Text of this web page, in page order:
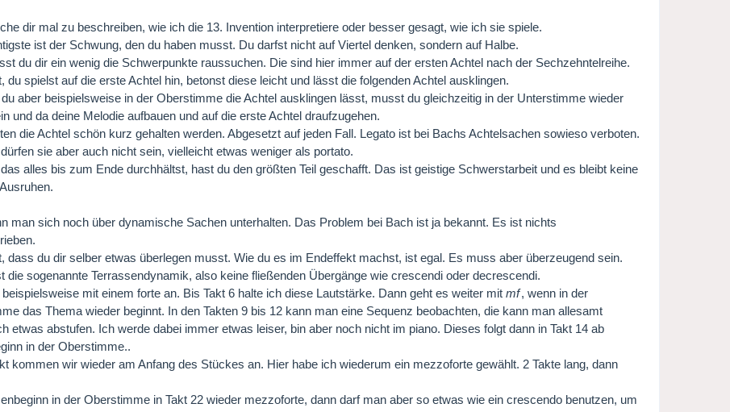
dir mal zu beschreiben, wie ich die 13. Invention interpretiere oder besser gesagt, wie ich sie spiele.
ist der Schwung, den du haben musst. Du darfst nicht auf Viertel denken, sondern auf Halbe.
du dir ein wenig die Schwerpunkte raussuchen. Die sind hier immer auf der ersten Achtel nach der Sechzehntelreihe.
du spielst auf die erste Achtel hin, betonst diese leicht und lässt die folgenden Achtel ausklingen.
aber beispielsweise in der Oberstimme die Achtel ausklingen lässt, musst du gleichzeitig in der Unterstimme wieder
und da deine Melodie aufbauen und auf die erste Achtel draufzugehen.
die Achtel schön kurz gehalten werden. Abgesetzt auf jeden Fall. Legato ist bei Bachs Achtelsachen sowieso verboten.
sie aber auch nicht sein, vielleicht etwas weniger als portato.
alles bis zum Ende durchhältst, hast du den größten Teil geschafft. Das ist geistige Schwerstarbeit und es bleibt keine
man sich noch über dynamische Sachen unterhalten. Das Problem bei Bach ist ja bekannt. Es ist nichts
dass du dir selber etwas überlegen musst. Wie du es im Endeffekt machst, ist egal. Es muss aber überzeugend sein.
die sogenannte Terrassendynamik, also keine fließenden Übergänge wie crescendi oder decrescendi.
beispielsweise mit einem forte an. Bis Takt 6 halte ich diese Lautstärke. Dann geht es weiter mitmf, wenn in der
das Thema wieder beginnt. In den Takten 9 bis 12 kann man eine Sequenz beobachten, die kann man allesamt
etwas abstufen. Ich werde dabei immer etwas leiser, bin aber noch nicht im piano. Dieses folgt dann in Takt 14 ab
in der Oberstimme..
kommen wir wieder am Anfang des Stückes an. Hier habe ich wiederum ein mezzoforte gewählt. 2 Takte lang, dann
in der Oberstimme in Takt 22 wieder mezzoforte, dann darf man aber so etwas wie ein crescendo benutzen, um